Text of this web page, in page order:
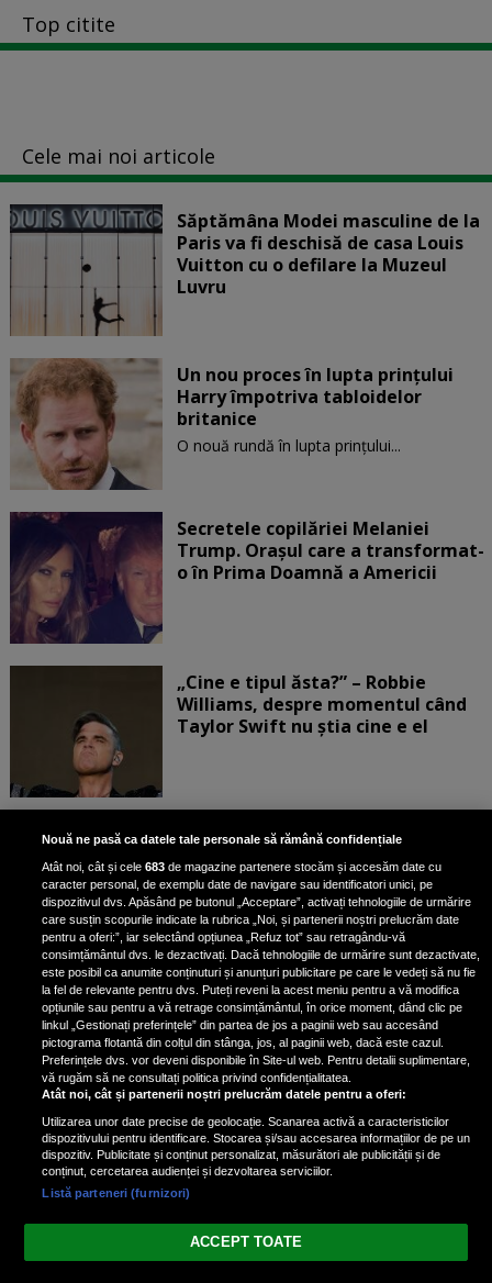
Top citite
Cele mai noi articole
Săptămâna Modei masculine de la
Paris va fi deschisă de casa Louis
Vuitton cu o defilare la Muzeul
Luvru
Un nou proces în lupta prinţului
Harry împotriva tabloidelor
britanice
O nouă rundă în lupta prinţului...
Secretele copilăriei Melaniei
Trump. Orașul care a transformat-
o în Prima Doamnă a Americii
„Cine e tipul ăsta?” – Robbie
Williams, despre momentul când
Taylor Swift nu știa cine e el
Bruce Dickinson, solistul trupei
Iron Maiden, şi-a arătat talentul
de scrimer la un concurs în Franţa
Nicki Minaj, acuzată de agresiune
de fostul manager: Detalii șocante
din proces
Nicki Minaj le-a lăudat pe...
Vezi varianta Desktop
Nouă ne pasă ca datele tale personale să rămână confidențiale
Atât noi, cât și cele683 de magazine partenere stocăm și accesăm date cu
caracter personal, de exemplu date de navigare sau identificatori unici, pe
dispozitivul dvs. Apăsând pe butonul „Acceptare”, activați tehnologiile de urmărire
care susțin scopurile indicate la rubrica „Noi, și partenerii noștri prelucrăm date
pentru a oferi:”, iar selectând opțiunea „Refuz tot” sau retragându-vă
consimțământul dvs. le dezactivați. Dacă tehnologiile de urmărire sunt dezactivate,
este posibil ca anumite conținuturi și anunțuri publicitare pe care le vedeți să nu fie
la fel de relevante pentru dvs. Puteți reveni la acest meniu pentru a vă modifica
opțiunile sau pentru a vă retrage consimțământul, în orice moment, dând clic pe
linkul „Gestionați preferințele” din partea de jos a paginii web sau accesând
pictograma flotantă din colțul din stânga, jos, al paginii web, dacă este cazul.
Preferințele dvs. vor deveni disponibile în Site-ul web. Pentru detalii suplimentare,
vă rugăm să ne consultați politica privind confidențialitatea.
Atât noi, cât și partenerii noștri prelucrăm datele pentru a oferi:
Utilizarea unor date precise de geolocație. Scanarea activă a caracteristicilor
dispozitivului pentru identificare. Stocarea și/sau accesarea informațiilor de pe un
dispozitiv. Publicitate și conținut personalizat, măsurători ale publicității și de
conținut, cercetarea audienței și dezvoltarea serviciilor.
Listă parteneri (furnizori)
ACCEPT TOATE